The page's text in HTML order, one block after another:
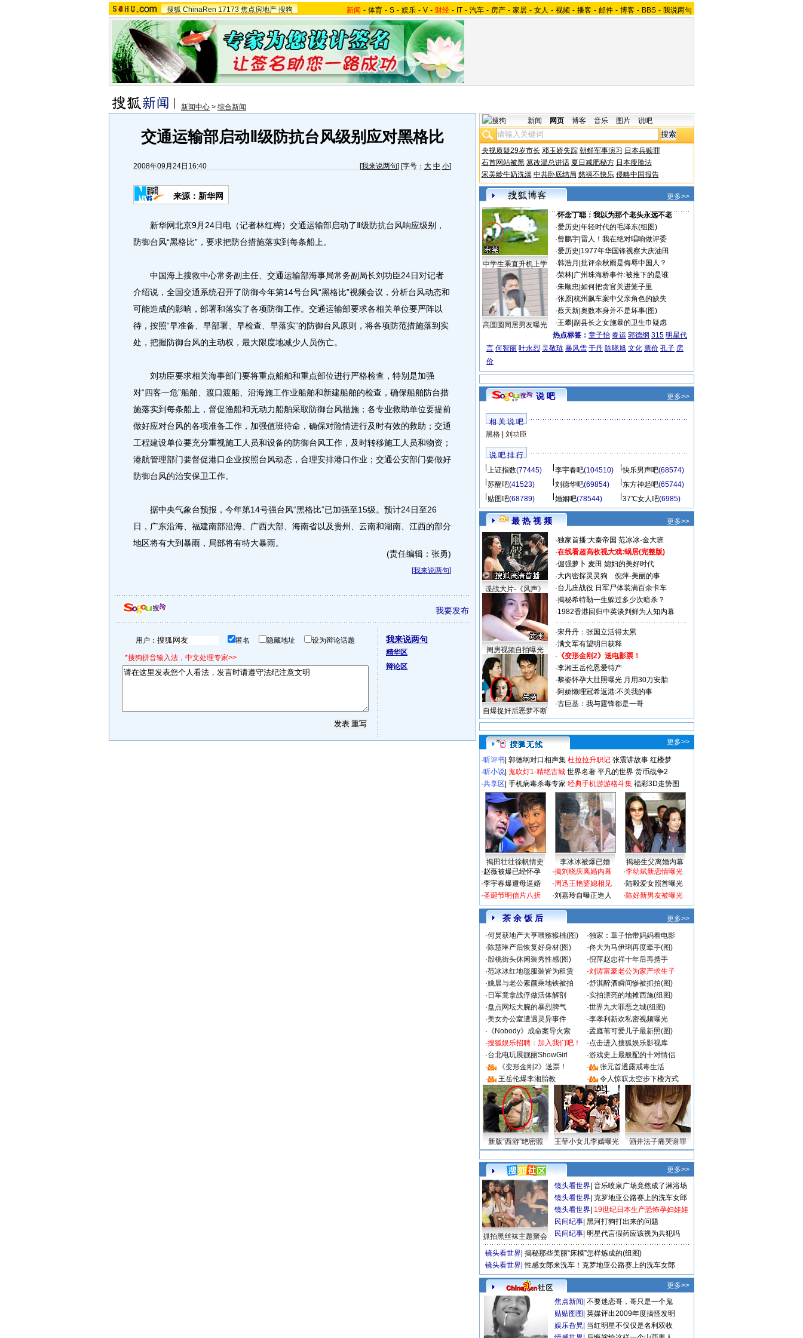
搜狐 ChinaRen 17173 焦点房地产 搜狗 新闻 - 体育 - S - 娱乐 - V - 财经 - IT - 汽车 - 房产 - 家居 - 女人 - 视频 - 播客 - 邮件 - 博客 - BBS - 我说两句
新闻中心 > 综合新闻
交通运输部启动Ⅱ级防抗台风级别应对黑格比
2008年09月24日16:40 [我来说两句] [字号： 大 中 小]
来源：新华网
新华网北京9月24日电（记者林红梅）交通运输部启动了Ⅱ级防抗台风响应级别，
防御台风“黑格比”，要求把防台措施落实到每条船上。
中国海上搜救中心常务副主任、交通运输部海事局常务副局长刘功臣24日对记者
介绍说，全国交通系统召开了防御今年第14号台风“黑格比”视频会议，分析台风动态和
可能造成的影响，部署和落实了各项防御工作。 交通运输部要求各相关单位要严阵以
待，按照“早准备、早部署、早检查、早落实”的防御台风原则，将各项防范措施落到实
处，把握防御台风的主动权，最大限度地减少人员伤亡。
刘功臣要求相关海事部门要将重点船舶和重点部位进行严格检查，特别是加强
对“四客一危”船舶、渡口渡船、沿海施工作业船舶和新建船舶的检查，确保船舶防台措
施落实到每条船上，督促渔船和无动力船舶采取防御台风措施；各专业救助单位要提前
做好应对台风的各项准备工作，加强值班待命，确保对险情进行及时有效的救助；交通
工程建设单位要充分重视施工人员和设备的防御台风工作，及时转移施工人员和物资；
港航管理部门要督促港口企业按照台风动态，合理安排港口作业；交通公安部门要做好
防御台风的治安保卫工作。
据中央气象台预报，今年第14号强台风“黑格比”已加强至15级。预计24日至26
日，广东沿海、福建南部沿海、广西大部、海南省以及贵州、云南和湖南、江西的部分
地区将有大到暴雨，局部将有特大暴雨。
(责任编辑：张勇)
[我来说两句]
我要发布
用户： 匿名 隐藏地址 设为辩论话题
*搜狗拼音输入法，中文处理专家>>
我来说两句
精华区
辩论区
新闻 网页 博客 音乐 图片 说吧
央视质疑29岁市长 邓玉娇失踪 朝鲜军事演习 日本兵赎罪
石首网站被黑 篡改温总讲话 夏日减肥秘方 日本瘦脸法
宋美龄牛奶洗澡 中共卧底结局 慈禧不快乐 侵略中国报告
更多>>
中学生乘直升机上学
高圆圆同居男友曝光
·怀念丁聪：我以为那个老头永远不老
·爱历史 年轻时代的毛泽东(组图)
·曾鹏宇| 雷人！我在绝对唱响做评委
·爱历史 1977年华国锋视察大庆油田
·韩浩月 批评余秋雨是侮辱中国人？
·荣林| 广州珠海桥事件:被推下的是谁
·朱顺忠 如何把贪官关进笼子里
·张原| 杭州飙车案中父亲角色的缺失
·蔡天新| 奥数本身并不是坏事(图)
·王攀| 副县长之女施暴的卫生巾疑虑
热点标签： 章子怡 春运 郭德纲 315 明星代
言 何智丽 叶永烈 吴敬琏 暴风雪 于丹 陈晓旭 文化 票价 孔子 房
价
说 吧 更多>>
相 关 说 吧
黑格| 刘功臣
说 吧 排 行
上证指数(77445) 李宇春吧(104510) 快乐男声吧(68574)
苏醒吧(41523) 刘德华吧(69854) 东方神起吧(65744)
贴图吧(68789) 婚姻吧(78544) 37℃女人吧(6985)
最 热 视 频 更多>>
谍战大片-《风声》
闺房视频自拍曝光
自爆捉奸后恶梦不断
·独家首播:大秦帝国 范冰冰-金大班
·在线看超高收视大戏:蜗居(完整版)
·倔强萝卜 麦田 媳妇的美好时代
·大内密探灵灵狗
倪萍-美丽的事
·台儿庄战役 日军尸体装满百余卡车
·揭秘希特勒一生躲过多少次暗杀？
·1982香港回归中英谈判鲜为人知内幕
·宋丹丹：张国立活得太累
·满文军有望明日获释
· 《变形金刚2》送电影票！
·李湘王岳伦恩爱待产
·黎姿怀孕大肚照曝光 月用30万安胎
·阿娇懒理冠希返港:不关我的事
·古巨基：我与霆锋都是一哥
更多>>
·听评书 郭德纲对口相声集 杜拉拉升职记 张震讲故事 红楼梦
·听小说 鬼吹灯1-精绝古城 世界名著 平凡的世界 货币战争2
·共享区 手机病毒杀毒专家 经典手机游游格斗集 福彩3D走势图
揭田壮壮徐帆情史 李冰冰被爆已婚
揭秘生父离婚内幕
·赵薇被爆已经怀孕
·李宇春爆遭母逼婚
·圣诞节明信片八折
·揭刘晓庆离婚内幕
·周迅王艳婆媳相见
·刘嘉玲自曝正造人
·李幼斌新恋情曝光
·陆毅爱女照首曝光
·陈好新男友被曝光
茶 余 饭 后
更多>>
·何炅获地产大亨喂猕猴桃(图) ·独家：章子怡带妈妈看电影
·陈慧琳产后恢复好身材(图) ·佟大为马伊琍再度牵手(图)
·殷桃街头休闲装秀性感(图) ·倪萍赵忠祥十年后再携手
·范冰冰红地毯服装皆为租赁 ·刘涛富豪老公为家产求生子
·姚晨与老公素颜乘地铁被拍 ·舒淇醉酒瞬间惨被抓拍(图)
· 日军竟拿战俘做活体解剖 ·实拍漂亮的地摊西施(组图)
·盘点网坛大腕的暴烈脾气 ·世界九大罪恶之城(组图)
·美女办公室遭遇灵异事件 ·李孝利新欢私密视频曝光
· 《Nobody》成命案导火索 ·孟庭苇可爱儿子最新照(图)
·搜狐娱乐招聘：加入我们吧！ ·点击进入搜狐娱乐影视库
·台北电玩展靓丽ShowGirl ·游戏史上最般配的十对情侣
·
《变形金刚2》送票！ ·
张元首透露戒毒生活
·
王岳伦爆李湘胎教 · 令人惊叹太空步下楼方式
新版“西游”绝密照 王菲小女儿李嫣曝光 酒井法子痛哭谢罪
更多>>
抓拍黑丝袜主题聚会
镜头看世界 音乐喷泉广场竟然成了淋浴场
镜头看世界 克罗地亚公路赛上的洗车女郎
镜头看世界 19世纪日本生产恐怖孕妇娃娃
民间纪事 黑河打狗打出来的问题
民间纪事 明星代言假药应该视为共犯吗
镜头看世界 揭秘那些美丽“床模”怎样炼成的(组图)
镜头看世界 性感女郎来洗车！克罗地亚公路赛上的洗车女郎
更多>>
焦点新闻 不要迷恋哥，哥只是一个鬼
贴贴图图 英媒评出2009年度搞怪发明
娱乐旮旯 当红明星不仅仅是名利双收